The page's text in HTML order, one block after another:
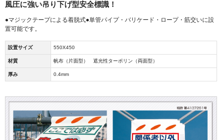
風圧に強い吊り下げ型安全標識！
●マジックテープによる着脱式●単管パイプ・バリケード・ロープ・筋交いに設
置可能です。
設置サイズ 550X450
材質 帆布（片面型） 遮光性ターポリン（両面型）
厚み 0.4mm